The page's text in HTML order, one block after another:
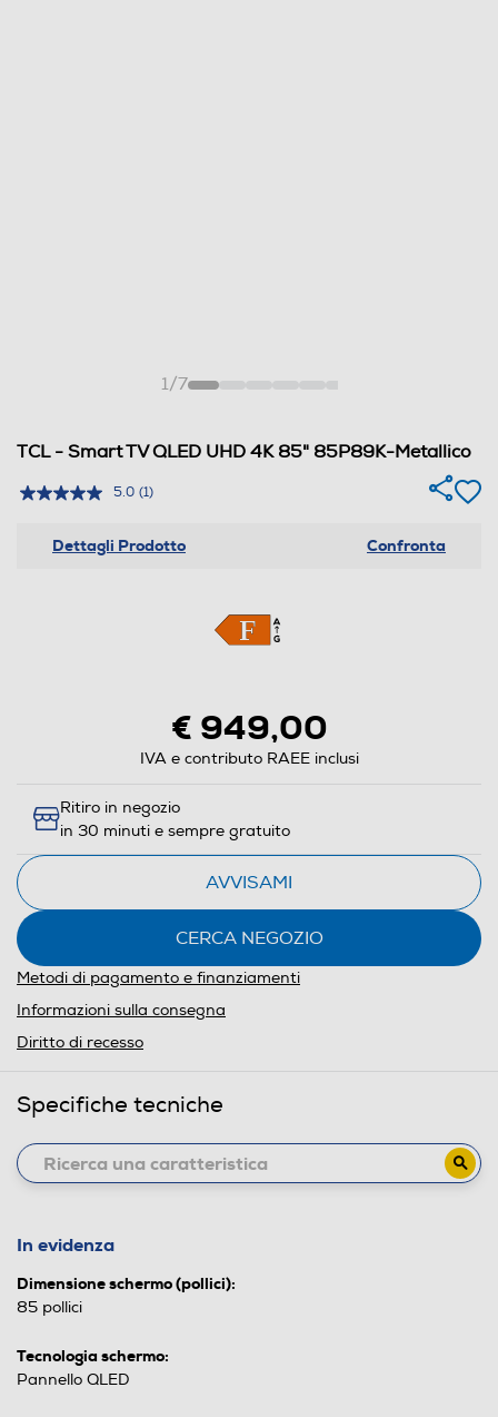
1/7
TCL - Smart TV QLED UHD 4K 85" 85P89K-Metallico
5.0 (1)
Dettagli Prodotto Confronta
€ 949,00
IVA e contributo RAEE inclusi
Ritiro in negozio
in 30 minuti e sempre gratuito
AVVISAMI
CERCA NEGOZIO
Metodi di pagamento e finanziamenti
Informazioni sulla consegna
Diritto di recesso
Specifiche tecniche
In evidenza
Dimensione schermo (pollici):
85 pollici
Tecnologia schermo:
Pannello QLED